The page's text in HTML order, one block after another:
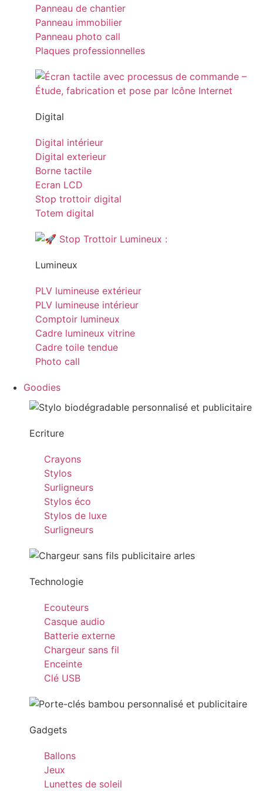
Panneau de chantier
Panneau immobilier
Panneau photo call
Plaques professionnelles
Digital
Digital intérieur
Digital exterieur
Borne tactile
Ecran LCD
Stop trottoir digital
Totem digital
Lumineux
PLV lumineuse extérieur
PLV lumineuse intérieur
Comptoir lumineux
Cadre lumineux vitrine
Cadre toile tendue
Photo call
Goodies
Ecriture
Crayons
Stylos
Surligneurs
Stylos éco
Stylos de luxe
Surligneurs
Technologie
Ecouteurs
Casque audio
Batterie externe
Chargeur sans fil
Enceinte
Clé USB
Gadgets
Ballons
Jeux
Lunettes de soleil